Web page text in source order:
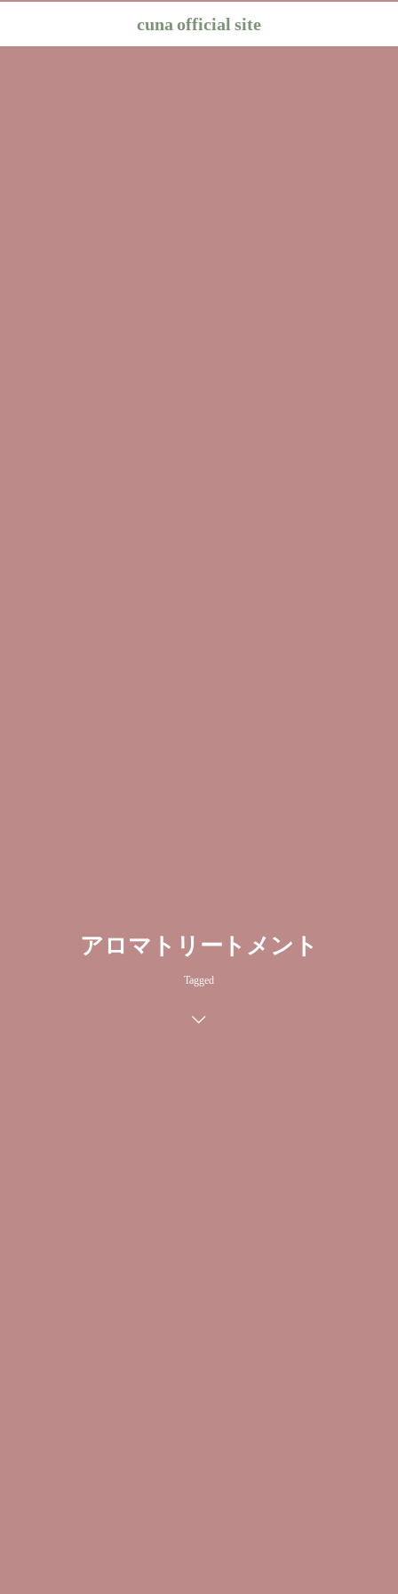
cuna official site
アロマトリートメント
Tagged